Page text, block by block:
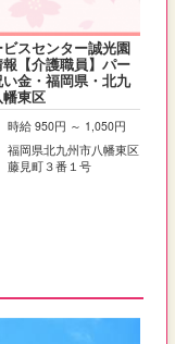
スセンター誠光園
【介護職員】パー
い金・福岡県・北九
東区
時給 950円 ～ 1,050円
福岡県北九州市八幡東区
藤見町３番１号